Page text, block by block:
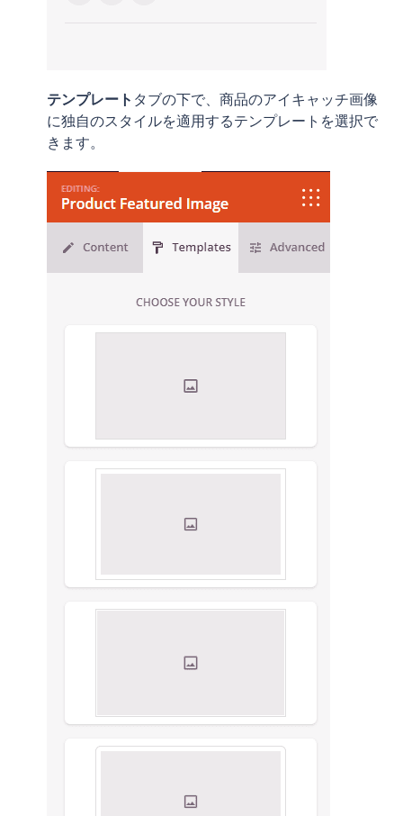
テンプレート タブの下で、商品のアイキャッチ画像
に独自のスタイルを適用するテンプレートを選択で
きます。